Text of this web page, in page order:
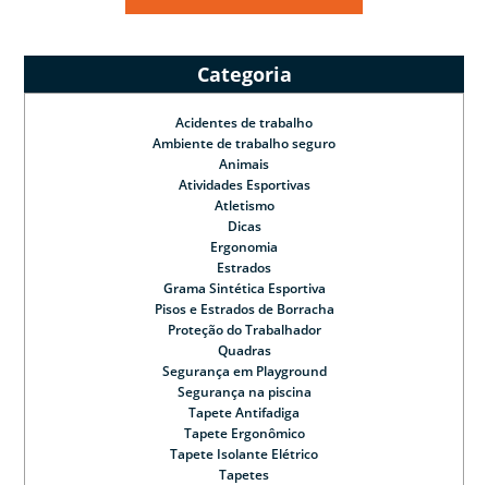
Categoria
Acidentes de trabalho
Ambiente de trabalho seguro
Animais
Atividades Esportivas
Atletismo
Dicas
Ergonomia
Estrados
Grama Sintética Esportiva
Pisos e Estrados de Borracha
Proteção do Trabalhador
Quadras
Segurança em Playground
Segurança na piscina
Tapete Antifadiga
Tapete Ergonômico
Tapete Isolante Elétrico
Tapetes